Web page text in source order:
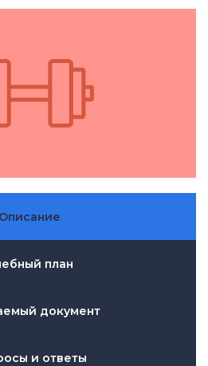
Описание
план
документ
и ответы